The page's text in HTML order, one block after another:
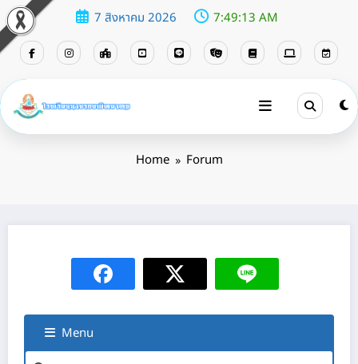
7 สิงหาคม 2026 7:49:13 AM
Home Forum
Menu